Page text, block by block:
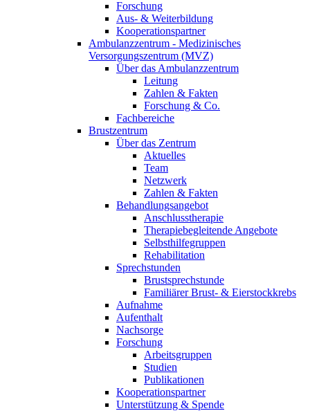
Forschung
Aus- & Weiterbildung
Kooperationspartner
Ambulanzzentrum - Medizinisches
Versorgungszentrum (MVZ)
Über das Ambulanzzentrum
Leitung
Zahlen & Fakten
Forschung & Co.
Fachbereiche
Brustzentrum
Über das Zentrum
Aktuelles
Team
Netzwerk
Zahlen & Fakten
Behandlungsangebot
Anschlusstherapie
Therapiebegleitende Angebote
Selbsthilfegruppen
Rehabilitation
Sprechstunden
Brustsprechstunde
Familiärer Brust- & Eierstockkrebs
Aufnahme
Aufenthalt
Nachsorge
Forschung
Arbeitsgruppen
Studien
Publikationen
Kooperationspartner
Unterstützung & Spende